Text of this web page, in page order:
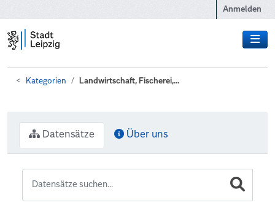
Anmelden
Kategorien Landwirtschaft, Fischerei,...
Datensätze Über uns